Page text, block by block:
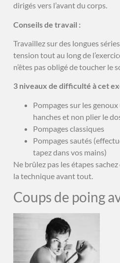
dirigés vers l’avant du corps.
Conseils de travail :
Travaillez sur des longues
tension tout au long de
n’êtes pas obligé de toucher le
3 niveaux de difficulté à cet
Pompages sur les
hanches et non plier le
Pompages classiques
Pompages sautés
tapez dans vos mains)
Ne brûlez pas les étapes
la technique avant tout.
Coups de poing